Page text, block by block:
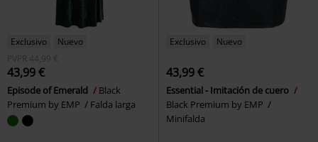
Exclusivo
Nuevo
PVPR 44,99 €
43,99 €
Episode of Emerald
Black
Premium by EMP
Falda larga
Exclusivo Nuevo
43,99 €
Essential - Imitación de cuero
Black Premium by EMP
Minifalda